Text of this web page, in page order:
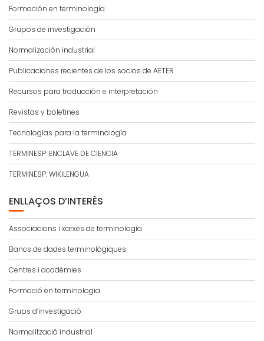
Formación en terminología
Grupos de investigación
Normalización industrial
Publicaciones recientes de los socios de AETER
Recursos para traducción e interpretación
Revistas y boletines
Tecnologías para la terminología
TERMINESP: ENCLAVE DE CIENCIA
TERMINESP: WIKILENGUA
ENLLAÇOS D’INTERÈS
Associacions i xarxes de terminologia
Bancs de dades terminològiques
Centres i acadèmies
Formació en terminologia
Grups d’investigació
Normalització industrial